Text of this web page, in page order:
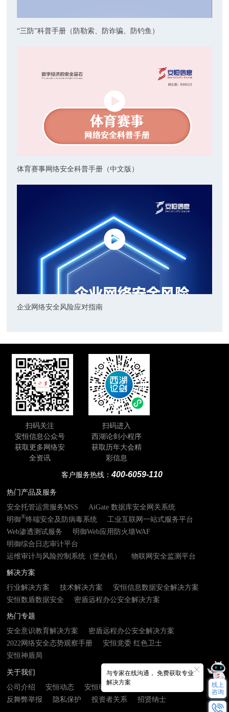
“三防”科普手册（防勒索、防诈骗、防钓鱼）
体育赛事网络安全科普手册（中文版）
企业网络安全风险应对指南
扫码关注
安恒信息公众号
获取更多网络安
全资讯
扫码进入
西湖论剑小程序
获取历年大会精
彩信息
客户服务热线：400-6059-110
热门产品及服务
安全托管运营服务MSS
AiGate 数据库安全网关系统
明御®终端安全及防病毒系统
工业互联网一站式服务平台
Web渗透测试服务
明御Web应用防火墙WAF
明御综合日志审计平台
运维审计与风险控制系统（堡垒机）
物联网安全监测平台
解决方案
行业解决方案
技术解决方案
安恒信息数据安全解决方案
安恒数盾数据安全
密盾远程办公安全解决方案
热门专题
安全意识教育解决方案
密盾远程办公安全解决方案
2022网络安全态势观察手册
安恒党委 红色卫士
安恒神盾局
关于我们
公司介绍
安恒动态 安恒研究院
反舞弊举报
隐私保护 投资者关系 招贤纳士
与专家在线沟通， 免费获取专业
解决方案
线上
咨询